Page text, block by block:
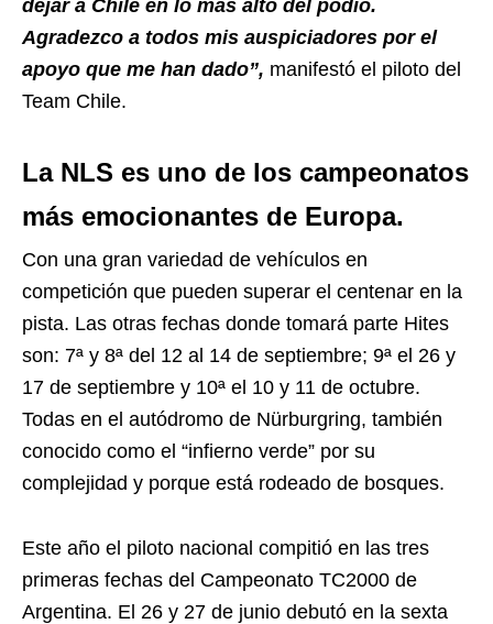
dejar a Chile en lo más alto del podio.
Agradezco a todos mis auspiciadores por el
apoyo que me han dado”, manifestó el piloto del
Team Chile.
La NLS es uno de los campeonatos
más emocionantes de Europa.
Con una gran variedad de vehículos en
competición que pueden superar el centenar en la
pista. Las otras fechas donde tomará parte Hites
son: 7ª y 8ª del 12 al 14 de septiembre; 9ª el 26 y
17 de septiembre y 10ª el 10 y 11 de octubre.
Todas en el autódromo de Nürburgring, también
conocido como el “infierno verde” por su
complejidad y porque está rodeado de bosques.
Este año el piloto nacional compitió en las tres
primeras fechas del Campeonato TC2000 de
Argentina. El 26 y 27 de junio debutó en la sexta